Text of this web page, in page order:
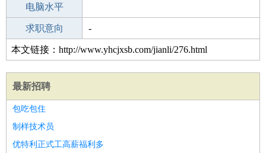
微信号码
电脑水平
外语水平
求职意向 -
本文链接：http://www.yhcjxsb.com/jianli/276.html
最新招聘
包吃包住
制样技术员
优特利正式工高薪福利多